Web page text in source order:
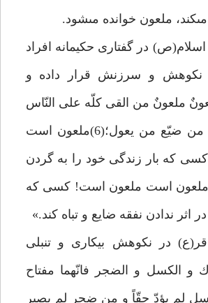
ملعون خوانده مى‏شود.
در گفتارى حكيمانه افراد
نكوهش و سرزنش قرار داده و
ملعونٌ من القى كلّه على النّاس
ملعونٌ ملعونٌ من ضيّع من يعول؛(6)ملعون است
كه بار زندگى خود را به گردن
ملعون است ملعون است! كسى كه
اثر ندادن نفقه ضايع و تباه كند.»
در نكوهش بيكارى و تنبلى
و الكسل و الضجر فانّهما مفتاح
لم يؤدّ حقّاً و من ضجر لم يصبر